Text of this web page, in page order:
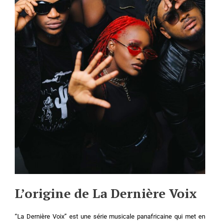
L’origine de La Dernière Voix
“La Dernière Voix” est une série musicale panafricaine qui met en